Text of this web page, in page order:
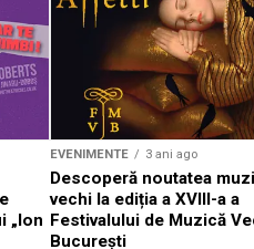
„Ion
EVENIMENTE 3 ani ago
Descoperă noutatea
vechi la ediția a XVIII-a a
Festivalului de Muzică
București